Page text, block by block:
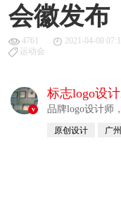
会徽发布
4761 2021-04-08
运动会
v
标志logo设
品牌logo设计师
原创设计 广